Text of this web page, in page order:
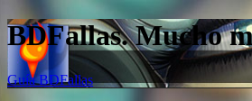
BDFallas. Mucho
Guía BDFallas